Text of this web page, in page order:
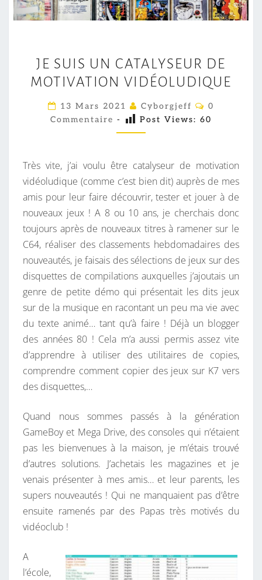
E
S
I
S
N
C
A
T
A
L
Y
S
E
U
R
D
E
M
I
V
A
T
I
O
N
D
É
JE SUIS UN CATALYSEUR DE
MOTIVATION VIDÉOLUDIQUE
13 Mars 2021 Cyborgjeff
C
M
A
R
E
S
0
Commentaire - Post Views: 60
Très vite, j’ai voulu être catalyseur de motivation
vidéoludique (comme c’est bien dit) auprès de mes
amis pour leur faire découvrir, tester et jouer à de
nouveaux jeux ! A 8 ou 10 ans, je cherchais donc
toujours après de nouveaux titres à ramener sur le
C64, réaliser des classements hebdomadaires des
nouveautés, je faisais des sélections de jeux sur des
disquettes de compilations auxquelles j’ajoutais un
genre de petite démo qui présentait les dits jeux
sur de la musique en racontant un peu ma vie avec
du texte animé… tant qu’à faire ! Déjà un blogger
des années 80 ! Cela m’a aussi permis assez vite
d’apprendre à utiliser des utilitaires de copies,
comprendre comment copier des jeux sur K7 vers
des disquettes,…
Quand nous sommes passés à la génération
GameBoy et Mega Drive, des consoles qui n’étaient
pas les bienvenues à la maison, je m’étais trouvé
d’autres solutions. J’achetais les magazines et je
venais présenter à mes amis… et leur parents, les
supers nouveautés ! Qui ne manquaient pas d’être
ensuite ramenés par des Papas très motivés du
vidéoclub !
A
l’école,